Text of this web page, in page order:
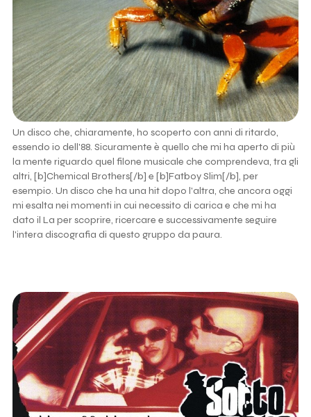
Un disco che, chiaramente, ho scoperto con anni di ritardo,
essendo io dell'88. Sicuramente è quello che mi ha aperto di più
la mente riguardo quel filone musicale che comprendeva, tra gli
altri, [b]Chemical Brothers[/b] e [b]Fatboy Slim[/b], per
esempio. Un disco che ha una hit dopo l'altra, che ancora oggi
mi esalta nei momenti in cui necessito di carica e che mi ha
dato il La per scoprire, ricercare e successivamente seguire
l'intera discografia di questo gruppo da paura.